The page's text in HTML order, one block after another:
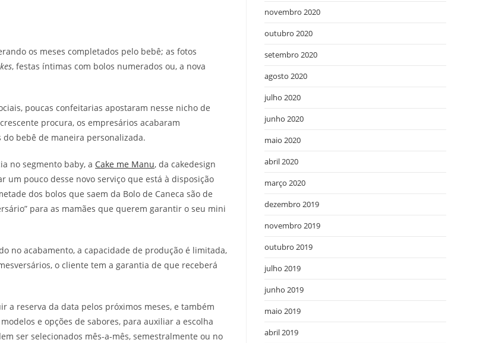
os meses completados pelo bebê; as fotos
, festas íntimas com bolos numerados ou, a nova
poucas confeitarias apostaram nesse nicho de
procura, os empresários acabaram
bebê de maneira personalizada.
no segmento baby, a Cake me Manu, da cakedesign
um pouco desse novo serviço que está à disposição
dos bolos que saem da Bolo de Caneca são de
para as mamães que querem garantir o seu mini
no acabamento, a capacidade de produção é limitada,
o cliente tem a garantia de que receberá
a reserva da data pelos próximos meses, e também
e opções de sabores, para auxiliar a escolha
ser selecionados mês-a-mês, semestralmente ou no
novembro 2020
outubro 2020
setembro 2020
agosto 2020
julho 2020
junho 2020
maio 2020
abril 2020
março 2020
dezembro 2019
novembro 2019
outubro 2019
julho 2019
junho 2019
maio 2019
abril 2019